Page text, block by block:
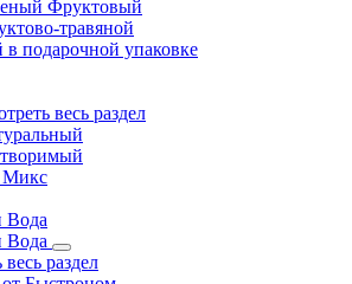
Фруктовый
травяной
в подарочной упаковке
весь раздел
Микс
Вода
Вода
раздел